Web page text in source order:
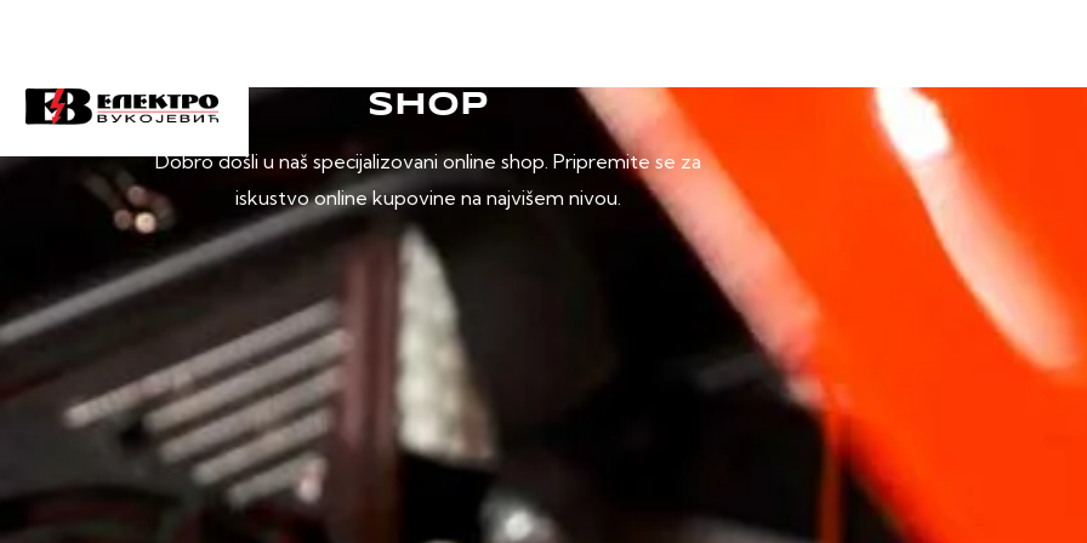
SHOP
Dobro došli u naš specijalizovani online shop. Pripremite se za
iskustvo online kupovine na najvišem nivou.